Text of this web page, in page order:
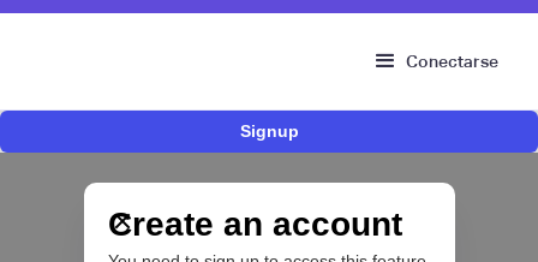
Conectarse
Signup
Create an account
IA para automatizar la gestión de tesorería de
las PYMEs
BFM 👔